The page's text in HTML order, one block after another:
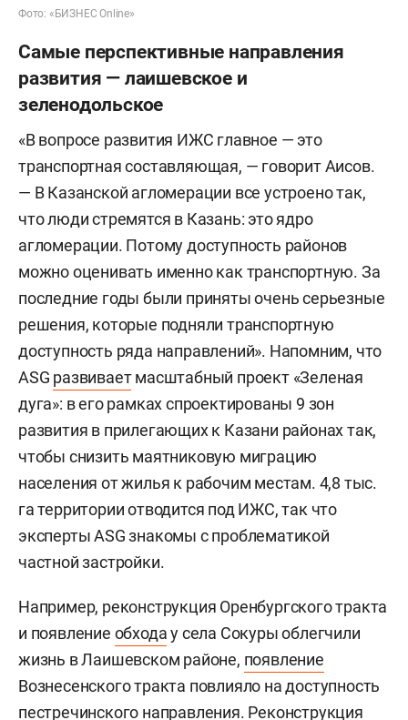
Фото: «БИЗНЕС Online»
Самые перспективные направления
развития — лаишевское и
зеленодольское
«В вопросе развития ИЖС главное — это
транспортная составляющая, — говорит Аисов.
— В Казанской агломерации все устроено так,
что люди стремятся в Казань: это ядро
агломерации. Потому доступность районов
можно оценивать именно как транспортную. За
последние годы были приняты очень серьезные
решения, которые подняли транспортную
доступность ряда направлений». Напомним, что
ASG развиваетмасштабный проект «Зеленая
дуга»: в его рамках спроектированы 9 зон
развития в прилегающих к Казани районах так,
чтобы снизить маятниковую миграцию
населения от жилья к рабочим местам. 4,8 тыс.
га территории отводится под ИЖС, так что
эксперты ASG знакомы с проблематикой
частной застройки.
Например, реконструкция Оренбургского тракта
и появление обходау села Сокуры облегчили
жизнь в Лаишевском районе, появление
Вознесенского тракта повлияло на доступность
пестречинского направления. Реконструкция